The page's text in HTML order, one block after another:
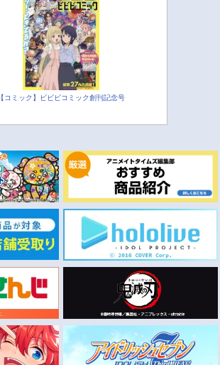
【コミック】ビビビコミック創刊記念号